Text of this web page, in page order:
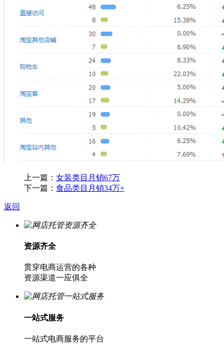
上一篇： 女装类目月销67万
下一篇： 食品类目月销34万+
返回
资源齐全
贯穿电商运营的各种
资源渠道一应俱全
一站式服务
一站式电商服务的平台